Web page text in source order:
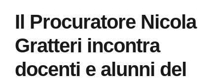
Il Procuratore Nicola
Gratteri incontra
docenti e alunni del